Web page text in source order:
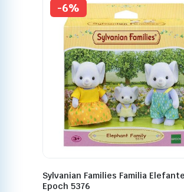
-6%
Sylvanian Families Familia
Epoch 5376